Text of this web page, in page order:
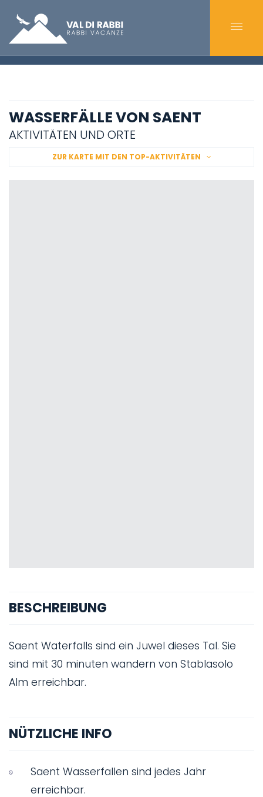
WASSERFÄLLE VON SAENT
AKTIVITÄTEN UND ORTE
ZUR KARTE MIT DEN TOP-AKTIVITÄTEN
BESCHREIBUNG
Saent Waterfalls sind ein Juwel dieses Tal. Sie
sind mit 30 minuten wandern von Stablasolo
Alm erreichbar.
NÜTZLICHE INFO
Saent Wasserfallen sind jedes Jahr
erreichbar.